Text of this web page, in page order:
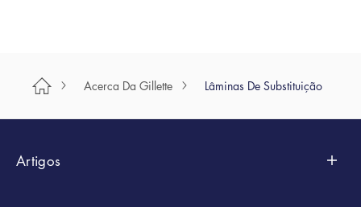
Acerca Da Gillette Lâminas De Substituição
Artigos